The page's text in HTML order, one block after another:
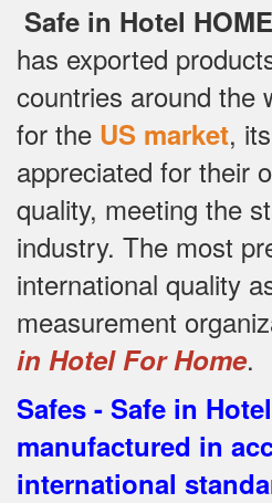
Safe in Hotel
has exported
countries around the
for the US market,
appreciated for their
quality, meeting the
industry. The most
international quality
measurement
in Hotel For Home.
Safes - Safe in
manufactured in
international